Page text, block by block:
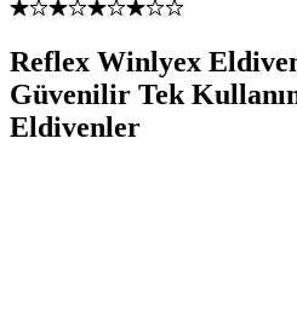
Reflex Winlyex
Güvenilir Tek
Eldivenler